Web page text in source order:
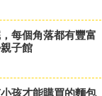
每個角落都有豐富
子館
孩才能購買的麵包